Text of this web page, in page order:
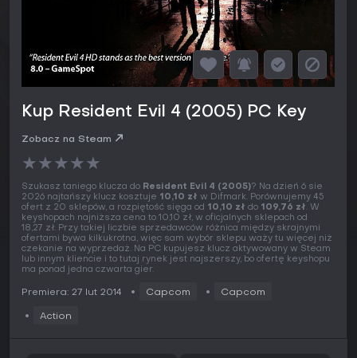
Kup Resident Evil 4 (2005) PC Key
Zobacz na Steam
★★★★★
Szukasz taniego klucza do Resident Evil 4 (2005)? Na dzień 6 sie
2026 najtańszy klucz kosztuje 10,10 zł w Difmark. Porównujemy 45
ofert z 20 sklepów, a rozpiętość sięga od 10,10 zł do 109,76 zł. W
keyshopach najniższa cena to 10,10 zł, w oficjalnych sklepach od
18,27 zł. Przy takiej liczbie sprzedawców różnica między skrajnymi
ofertami bywa kilkukrotna, więc sam wybór sklepu waży tu więcej niż
czekanie na wyprzedaż. Na PC kupujesz klucz aktywowany w Steam
lub innym kliencie i to tutaj rynek jest najszerszy, bo ofertę keyshopu
ma ponad jedna czwarta gier.
Premiera: 27 lut 2014 Capcom Capcom
Action